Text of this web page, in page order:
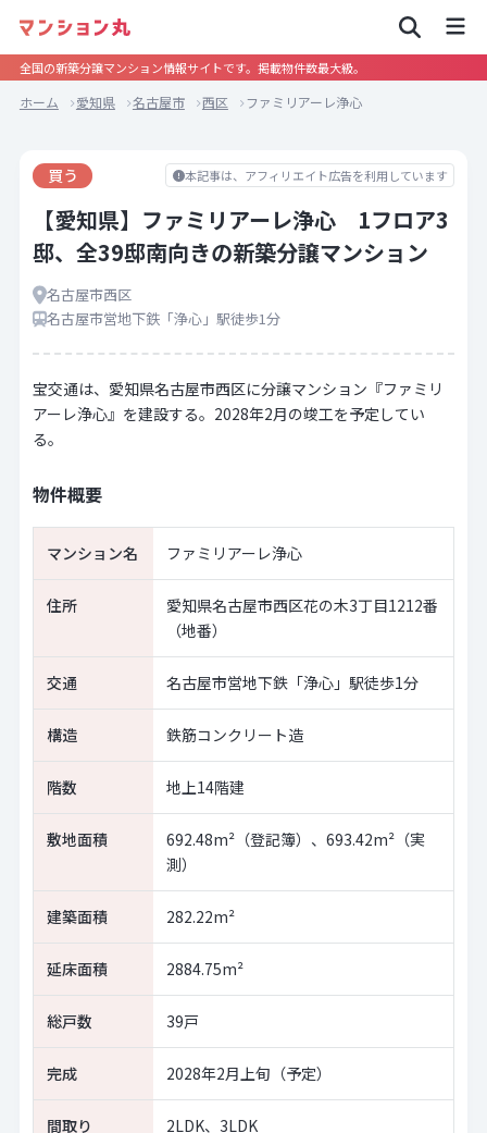
全国の新築分譲マンション情報サイトです。掲載物件数最大級。
ホーム 愛知県 名古屋市 西区 ファミリアーレ浄心
本記事は、アフィリエイト広告を利用しています
買う
【愛知県】ファミリアーレ浄心 1フロア3
邸、全39邸南向きの新築分譲マンション
名古屋市西区
名古屋市営地下鉄「浄心」駅徒歩1分
宝交通は、愛知県名古屋市西区に分譲マンション『ファミリ
アーレ浄心』を建設する。2028年2月の竣工を予定してい
る。
物件概要
マンション名 ファミリアーレ浄心
住所
愛知県名古屋市西区花の木3丁目1212番
（地番）
交通 名古屋市営地下鉄「浄心」駅徒歩1分
構造 鉄筋コンクリート造
階数 地上14階建
敷地面積
692.48m²（登記簿）、693.42m²（実
測）
建築面積 282.22m²
延床面積 2884.75m²
総戸数 39戸
完成 2028年2月上旬（予定）
間取り 2LDK、3LDK